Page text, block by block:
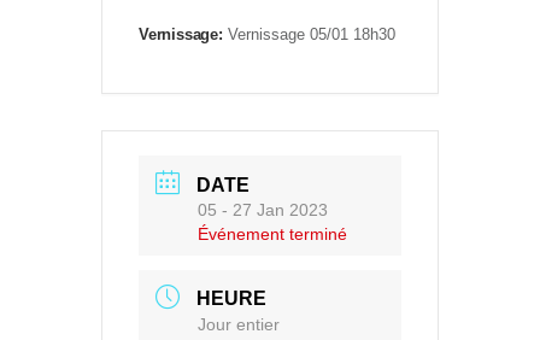
Vernissage: Vernissage 05/01 18h30
DATE
05 - 27 Jan 2023
Événement terminé
HEURE
Jour entier